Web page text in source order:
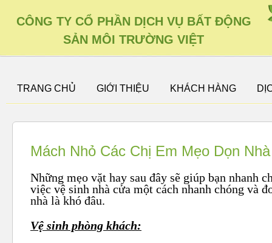
CÔNG TY CỔ PHẦN DỊCH VỤ BẤT ĐỘNG
SẢN MÔI TRƯỜNG VIỆT
TRANG CHỦ GIỚI THIỆU KHÁCH HÀNG
Mách Nhỏ Các Chị Em Mẹo Dọn Nhà
Những mẹo vặt hay sau đây sẽ giúp bạn nhanh
việc vệ sinh nhà cửa một cách nhanh chóng và
nhà là khó đâu.
Vệ sinh phòng khách: